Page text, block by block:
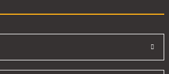
noktaları öneri formunu
bozuk veya görüntülenemiyor.